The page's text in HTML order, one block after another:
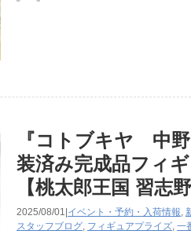
『コトブキヤ 中
装済み完成品フィ
【桃太郎王国 習志
2025/08/01| イベント・予約・入荷情報,
スタッフブログ, フィギュアプライズ, 一